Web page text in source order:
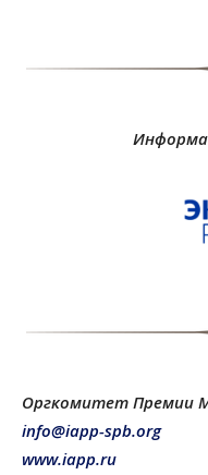
Оргкомитет Премии
info@iapp-spb.org
www.iapp.ru